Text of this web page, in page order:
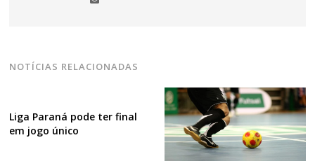
NOTÍCIAS RELACIONADAS
Liga Paraná pode ter final
em jogo único